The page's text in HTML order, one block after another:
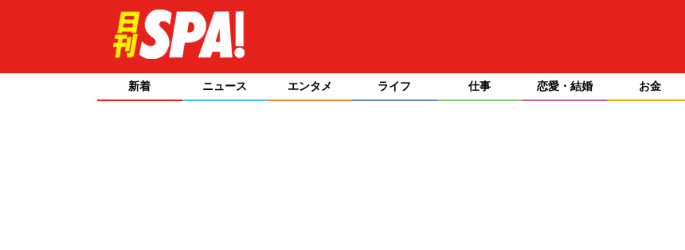
新着 ニュース エンタメ ライフ 仕事 恋愛・結婚 お金